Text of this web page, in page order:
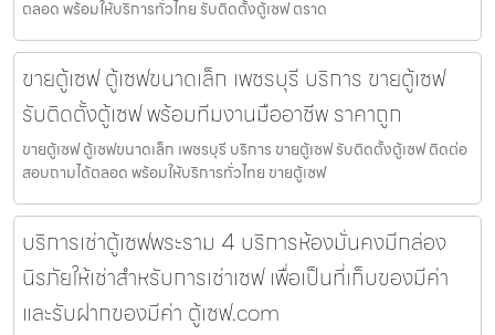
ตลอด พร้อมให้บริการทั่วไทย รับติดตั้งตู้เซฟ ตราด
ขายตู้เซฟ ตู้เซฟขนาดเล็ก เพชรบุรี บริการ ขายตู้เซฟ
รับติดตั้งตู้เซฟ พร้อมทีมงานมืออาชีพ ราคาถูก
ขายตู้เซฟ ตู้เซฟขนาดเล็ก เพชรบุรี บริการ ขายตู้เซฟ รับติดตั้งตู้เซฟ ติดต่อ
สอบถามได้ตลอด พร้อมให้บริการทั่วไทย ขายตู้เซฟ
บริการเช่าตู้เซฟพระราม 4 บริการห้องมั่นคงมีกล่อง
นิรภัยให้เช่าสำหรับการเช่าเซฟ เพื่อเป็นที่เก็บของมีค่า
และรับฝากของมีค่า ตู้เซฟ.com